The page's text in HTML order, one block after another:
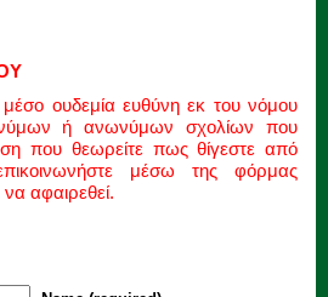
ουδεμία ευθύνη εκ του νόμου
ή ανωνύμων σχολίων που
που θεωρείτε πως θίγεστε από
μέσω της φόρμας
να αφαιρεθεί.